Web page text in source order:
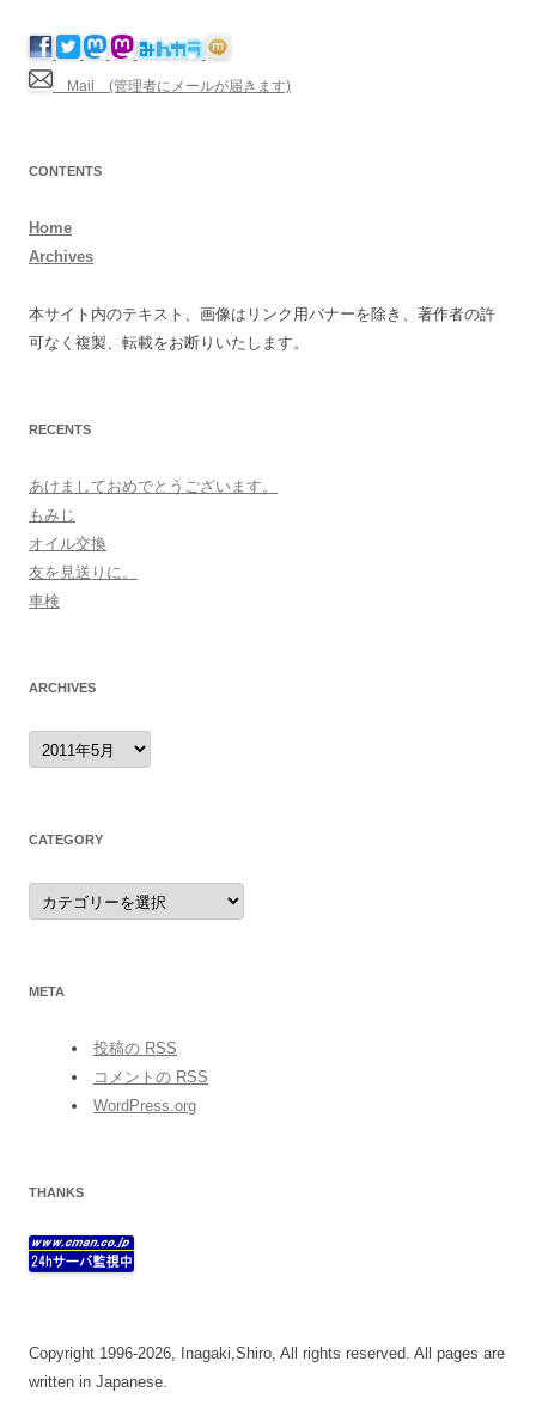
Mail (管理者にメールが届きます)
CONTENTS
Home
Archives
本サイト内のテキスト、画像はリンク用バナーを除き、著作者の許
可なく複製、転載をお断りいたします。
RECENTS
あけましておめでとうございます。
もみじ
オイル交換
友を見送りに。
車検
ARCHIVES
archives
CATEGORY
category
META
投稿の RSS
コメントの RSS
WordPress.org
THANKS
Copyright 1996-2026, Inagaki,Shiro, All rights reserved. All pages are
written in Japanese.